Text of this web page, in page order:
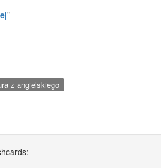
"
z angielskiego